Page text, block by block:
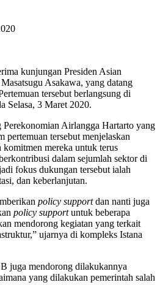
kunjungan Presiden Asian
Asakawa, yang datang
tersebut berlangsung di
Selasa, 3 Maret 2020.
Airlangga Hartarto yang
pertemuan tersebut menjelaskan
mereka untuk terus
dalam sejumlah sektor di
fokus dukungan tersebut ialah
dan keberlanjutan.
policy supportdan nanti juga
policy supportuntuk beberapa
mendorong kegiatan yang terkait
ujarnya di kompleks Istana
juga mendorong dilakukannya
yang dilakukan pemerintah salah